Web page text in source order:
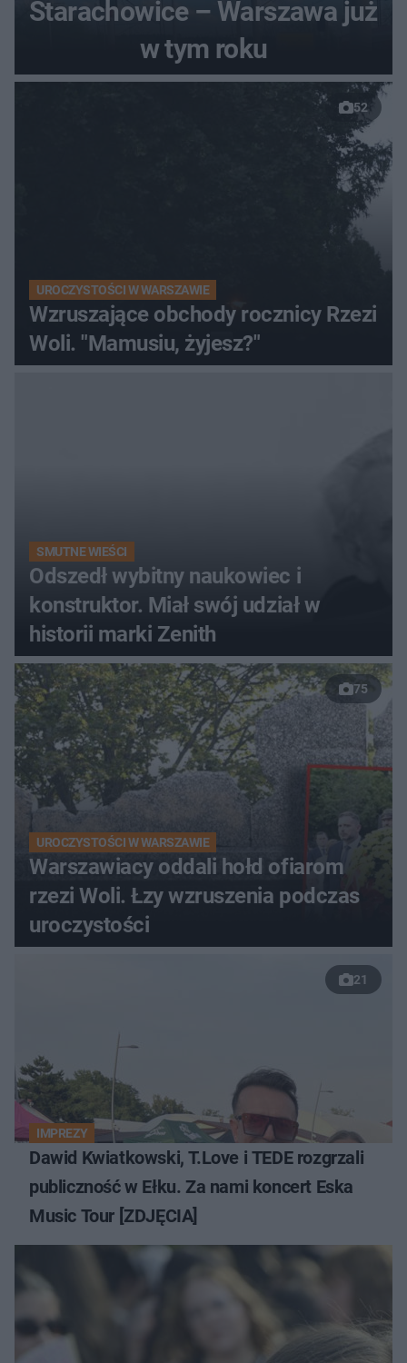
Starachowice – Warszawa już
w tym roku
52
UROCZYSTOŚCI W WARSZAWIE
Wzruszające obchody rocznicy Rzezi
Woli. "Mamusiu, żyjesz?"
SMUTNE WIEŚCI
Odszedł wybitny naukowiec i
konstruktor. Miał swój udział w
historii marki Zenith
75
UROCZYSTOŚCI W WARSZAWIE
Warszawiacy oddali hołd ofiarom
rzezi Woli. Łzy wzruszenia podczas
uroczystości
21
IMPREZY
Dawid Kwiatkowski, T.Love i TEDE rozgrzali
publiczność w Ełku. Za nami koncert Eska
Music Tour [ZDJĘCIA]